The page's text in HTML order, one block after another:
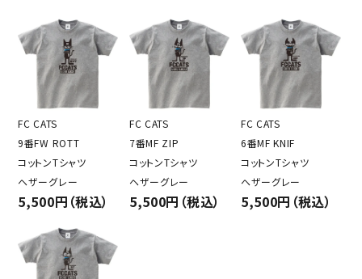
FC CATS
9番FW ROTT
コットンTシャツ
ヘザーグレー
5,500円（税込）
FC CATS
7番MF ZIP
コットンTシャツ
ヘザーグレー
5,500円（税込）
FC CATS
6番MF KNIF
コットンTシャツ
ヘザーグレー
5,500円（税込）